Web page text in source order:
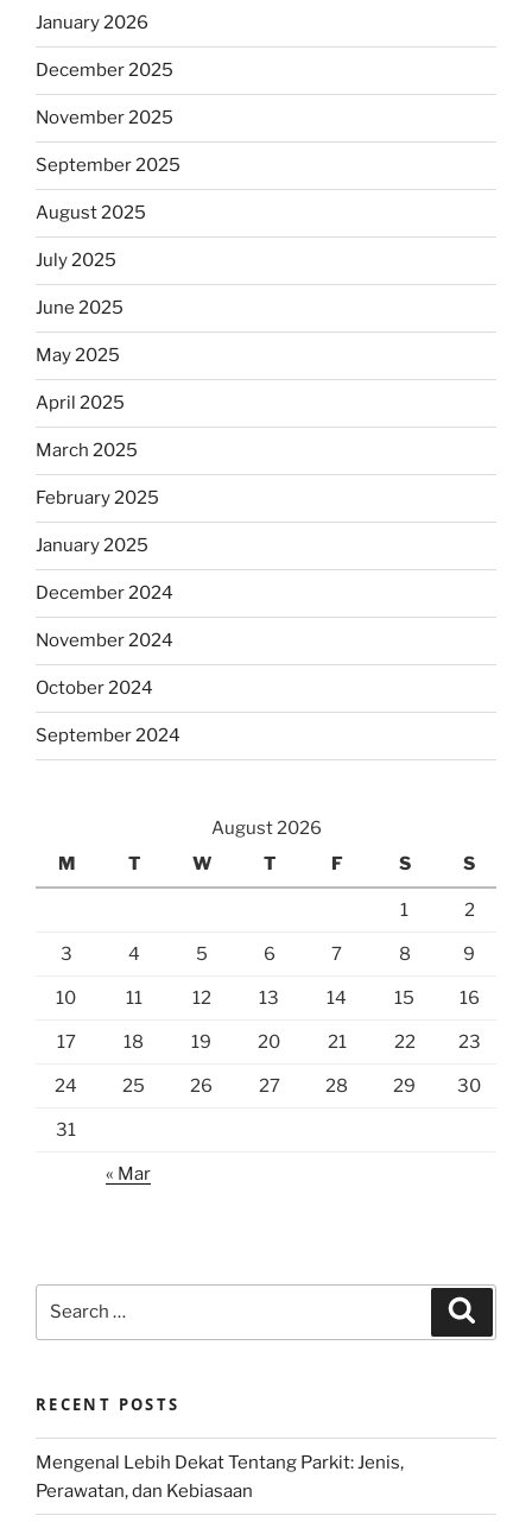
January 2026
December 2025
November 2025
September 2025
August 2025
July 2025
June 2025
May 2025
April 2025
March 2025
February 2025
January 2025
December 2024
November 2024
October 2024
September 2024
August 2026
M
T W T F S S
1 2
3 4 5 6 7 8 9
10 11 12 13 14 15 16
17 18 19 20 21 22 23
24 25 26 27 28 29 30
31
« Mar
RECENT POSTS
Mengenal Lebih Dekat Tentang Parkit: Jenis,
Perawatan, dan Kebiasaan